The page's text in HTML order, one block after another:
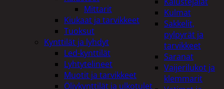
Kulmat
Sakkelit,
pylpyrät ja
tarvikkeet
Saranat
Vaijerilukot ja
klemmarit
Mittarit
Kiukaat ja tarvikkeet
Tuoksut
Kynttilät ja lyhdyt
Led-kynttilät
Lyhtytelineet
Muotit ja tarvikkeet
Öljykynttilät ja ulkotulet